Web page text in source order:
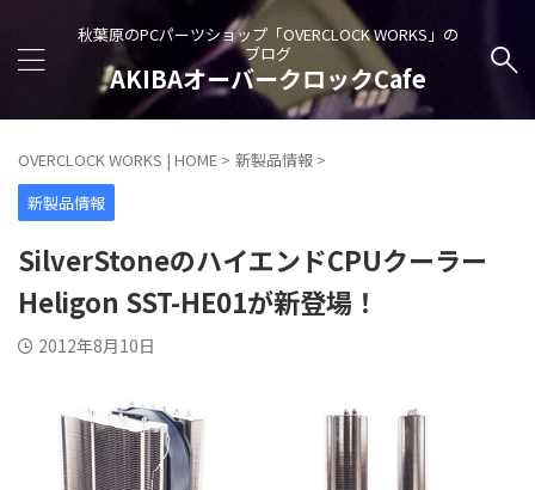
秋葉原のPCパーツショップ「OVERCLOCK WORKS」の
ブログ
AKIBAオーバークロックCafe
OVERCLOCK WORKS | HOME > 新製品情報 >
新製品情報
SilverStoneのハイエンドCPUクーラー
Heligon SST-HE01が新登場！
2012年8月10日